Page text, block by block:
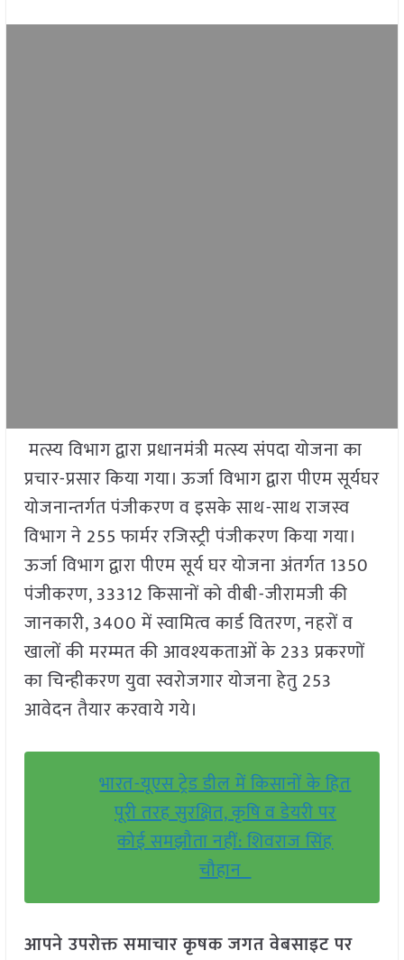
मत्स्य विभाग द्वारा प्रधानमंत्री मत्स्य संपदा योजना का
प्रचार-प्रसार किया गया। ऊर्जा विभाग द्वारा पीएम सूर्यघर
योजनान्तर्गत पंजीकरण व इसके साथ-साथ राजस्व
विभाग ने 255 फार्मर रजिस्ट्री पंजीकरण किया गया।
ऊर्जा विभाग द्वारा पीएम सूर्य घर योजना अंतर्गत 1350
पंजीकरण, 33312 किसानों को वीबी-जीरामजी की
जानकारी, 3400 में स्वामित्व कार्ड वितरण, नहरों व
खालों की मरम्मत की आवश्यकताओं के 233 प्रकरणों
का चिन्हीकरण युवा स्वरोजगार योजना हेतु 253
आवेदन तैयार करवाये गये।
भारत-यूएस ट्रेड डील में किसानों के हित
पूरी तरह सुरक्षित, कृषि व डेयरी पर
कोई समझौता नहीं: शिवराज सिंह
चौहान
आपने उपरोक्त समाचार कृषक जगत वेबसाइट पर